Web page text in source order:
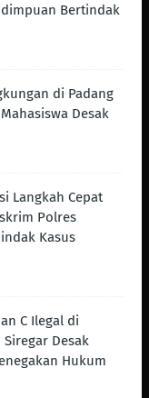
Bertindak
di Padang
Desak
Langkah Cepat
Polres
Kasus
C Ilegal di
Desak
Hukum